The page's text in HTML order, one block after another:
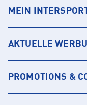
MEIN
AKTUELLE
PROMOTIONS &